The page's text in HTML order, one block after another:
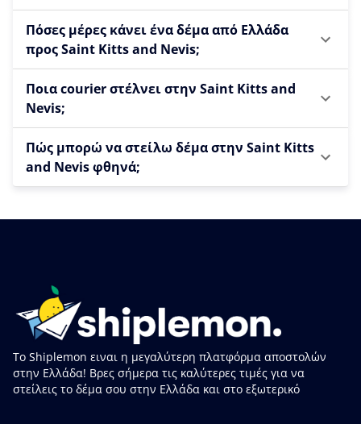
Πόσες μέρες κάνει ένα δέμα από Ελλάδα
προς Saint Kitts and Nevis;
Ποια courier στέλνει στην Saint Kitts and
Nevis;
Πώς μπορώ να στείλω δέμα στην Saint Kitts
and Nevis φθηνά;
Το Shiplemon ειναι η μεγαλύτερη πλατφόρμα αποστολών
στην Ελλάδα! Βρες σήμερα τις καλύτερες τιμές για να
στείλεις το δέμα σου στην Ελλάδα και στο εξωτερικό